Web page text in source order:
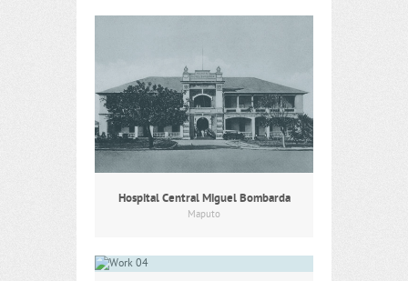
Hospital Central Miguel Bombarda
Maputo